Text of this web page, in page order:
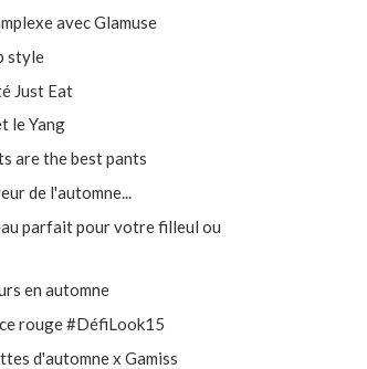
avec Glamuse
style
Just Eat
le Yang
are the best pants
de l'automne...
parfait pour votre filleul ou
en automne
rouge #DéfiLook15
d'automne x Gamiss